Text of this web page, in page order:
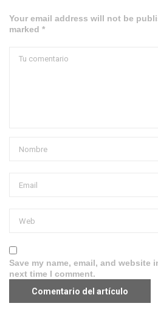
Your email address will not be
marked *
Save my name, email, and website
next time I comment.